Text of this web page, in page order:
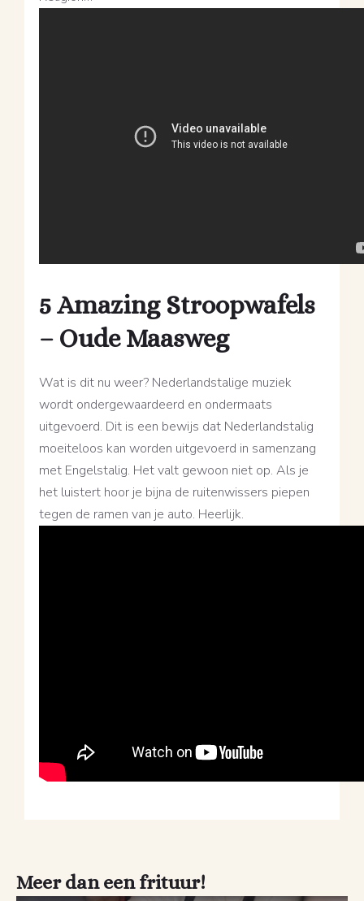
5 Amazing Stroopwafels
– Oude Maasweg
Wat is dit nu weer? Nederlandstalige muziek
wordt ondergewaardeerd en ondermaats
uitgevoerd. Dit is een bewijs dat Nederlandstalig
moeiteloos kan worden uitgevoerd in samenzang
met Engelstalig. Het valt gewoon niet op. Als je
het luistert hoor je bijna de ruitenwissers piepen
tegen de ramen van je auto. Heerlijk.
Meer dan een frituur!